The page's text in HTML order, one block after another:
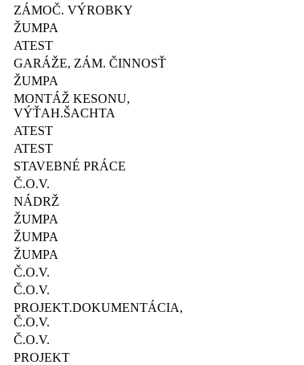
ZÁMOČ. VÝROBKY
ŽUMPA
ATEST
GARÁŽE, ZÁM. ČINNOSŤ
ŽUMPA
MONTÁŽ KESONU,
VÝŤAH.ŠACHTA
ATEST
ATEST
STAVEBNÉ PRÁCE
Č.O.V.
NÁDRŽ
ŽUMPA
ŽUMPA
ŽUMPA
Č.O.V.
Č.O.V.
PROJEKT.DOKUMENTÁCIA,
Č.O.V.
Č.O.V.
PROJEKT